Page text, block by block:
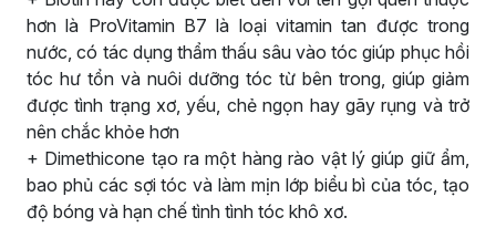
hơn là ProVitamin B7 là loại vitamin tan được trong
nước, có tác dụng thẩm thấu sâu vào tóc giúp phục hồi
tóc hư tổn và nuôi dưỡng tóc từ bên trong, giúp giảm
được tình trạng xơ, yếu, chẻ ngọn hay gãy rụng và trở
nên chắc khỏe hơn
+ Dimethicone tạo ra một hàng rào vật lý giúp giữ ẩm,
bao phủ các sợi tóc và làm mịn lớp biểu bì của tóc, tạo
độ bóng và hạn chế tình tình tóc khô xơ.